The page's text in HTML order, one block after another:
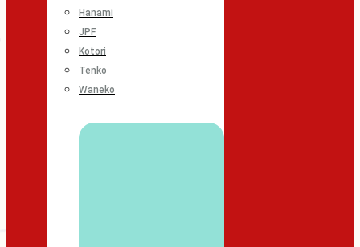
Hanami
JPF
Kotori
Tenko
Waneko